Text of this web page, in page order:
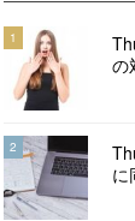
1
の
2
に